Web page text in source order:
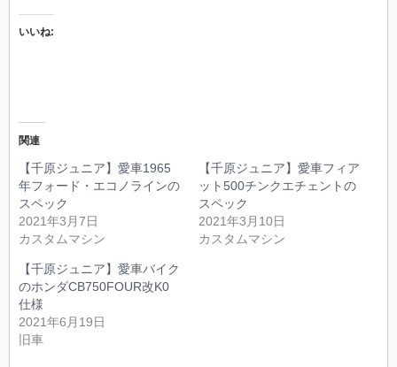
いいね:
関連
【千原ジュニア】愛車1965
年フォード・エコノラインの
スペック
2021年3月7日
カスタムマシン
【千原ジュニア】愛車フィア
ット500チンクエチェントの
スペック
2021年3月10日
カスタムマシン
【千原ジュニア】愛車バイク
のホンダCB750FOUR改K0
仕様
2021年6月19日
旧車